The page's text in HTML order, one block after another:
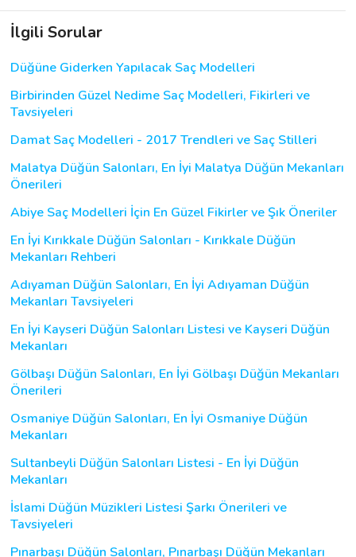
İlgili Sorular
Düğüne Giderken Yapılacak Saç Modelleri
Birbirinden Güzel Nedime Saç Modelleri, Fikirleri ve
Tavsiyeleri
Damat Saç Modelleri - 2017 Trendleri ve Saç Stilleri
Malatya Düğün Salonları, En İyi Malatya Düğün Mekanları
Önerileri
Abiye Saç Modelleri İçin En Güzel Fikirler ve Şık Öneriler
En İyi Kırıkkale Düğün Salonları - Kırıkkale Düğün
Mekanları Rehberi
Adıyaman Düğün Salonları, En İyi Adıyaman Düğün
Mekanları Tavsiyeleri
En İyi Kayseri Düğün Salonları Listesi ve Kayseri Düğün
Mekanları
Gölbaşı Düğün Salonları, En İyi Gölbaşı Düğün Mekanları
Önerileri
Osmaniye Düğün Salonları, En İyi Osmaniye Düğün
Mekanları
Sultanbeyli Düğün Salonları Listesi - En İyi Düğün
Mekanları
İslami Düğün Müzikleri Listesi Şarkı Önerileri ve
Tavsiyeleri
Pınarbaşı Düğün Salonları, Pınarbaşı Düğün Mekanları